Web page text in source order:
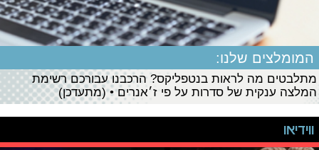
המומלצים שלנו:
מתלבטים מה לראות בנטפליקס? הרכבנו עבורכם רשימת
המלצה ענקית של סדרות על פי ז׳אנרים • (מתעדכן)
ווידיאו